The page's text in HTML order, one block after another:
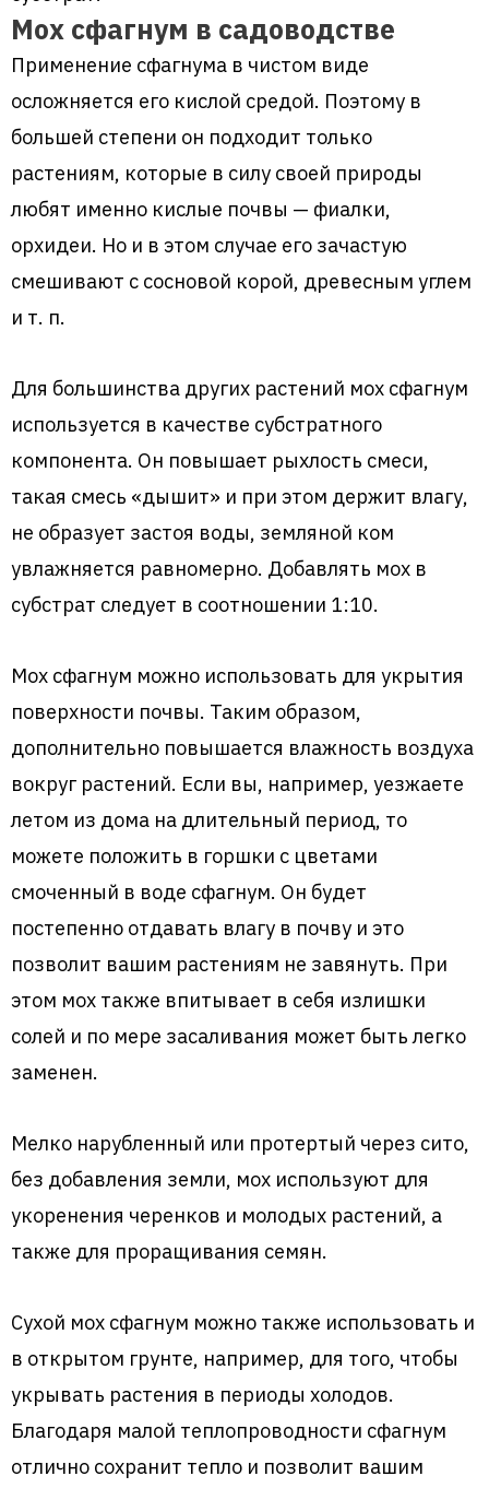
Мох сфагнум в садоводстве
Применение сфагнума в чистом виде
осложняется его кислой средой. Поэтому в
большей степени он подходит только
растениям, которые в силу своей природы
любят именно кислые почвы — фиалки,
орхидеи. Но и в этом случае его зачастую
смешивают с сосновой корой, древесным углем
и т. п.
Для большинства других растений мох сфагнум
используется в качестве субстратного
компонента. Он повышает рыхлость смеси,
такая смесь «дышит» и при этом держит влагу,
не образует застоя воды, земляной ком
увлажняется равномерно. Добавлять мох в
субстрат следует в соотношении 1:10.
Мох сфагнум можно использовать для укрытия
поверхности почвы. Таким образом,
дополнительно повышается влажность воздуха
вокруг растений. Если вы, например, уезжаете
летом из дома на длительный период, то
можете положить в горшки с цветами
смоченный в воде сфагнум. Он будет
постепенно отдавать влагу в почву и это
позволит вашим растениям не завянуть. При
этом мох также впитывает в себя излишки
солей и по мере засаливания может быть легко
заменен.
Мелко нарубленный или протертый через сито,
без добавления земли, мох используют для
укоренения черенков и молодых растений, а
также для проращивания семян.
Сухой мох сфагнум можно также использовать и
в открытом грунте, например, для того, чтобы
укрывать растения в периоды холодов.
Благодаря малой теплопроводности сфагнум
отлично сохранит тепло и позволит вашим